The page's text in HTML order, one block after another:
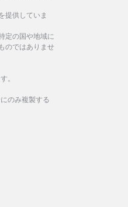
提供していま
定の国や地域に
のではありませ
。
のみ複製する